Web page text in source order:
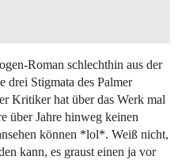
Roman schlechthin aus der
drei Stigmata des Palmer
Kritiker hat über das Werk mal
über Jahre hinweg keinen
können *lol*. Weiß nicht,
kann, es graust einen ja vor